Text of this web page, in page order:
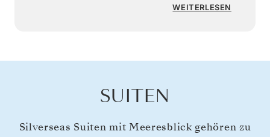
WEITERLESEN
SUITEN
Silverseas Suiten mit Meeresblick gehören zu